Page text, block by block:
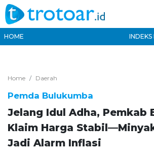
HOME
Home Daerah
Pemda Bulukumba
Jelang Idul Adha, Pemkab
Klaim Harga
Jadi Alarm Inflasi